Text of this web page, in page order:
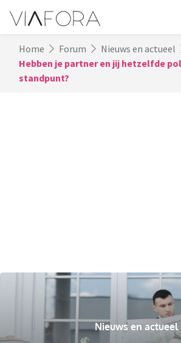
Home Forum
Nieuws en actueel
Hebben je partner en jij hetzelfde
standpunt?
Nieuws en actueel